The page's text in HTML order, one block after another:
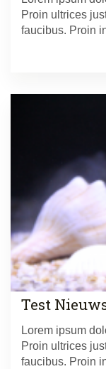
Proin ultrices
faucibus. Proin
Test
Lorem ipsum
Proin ultrices
faucibus. Proin